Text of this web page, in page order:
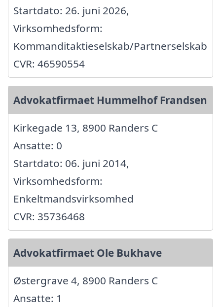
Startdato: 26. juni 2026,
Virksomhedsform:
Kommanditaktieselskab/Partnerselskab
CVR: 46590554
Advokatfirmaet Hummelhof Frandsen
Kirkegade 13, 8900 Randers C
Ansatte: 0
Startdato: 06. juni 2014,
Virksomhedsform:
Enkeltmandsvirksomhed
CVR: 35736468
Advokatfirmaet Ole Bukhave
Østergrave 4, 8900 Randers C
Ansatte: 1